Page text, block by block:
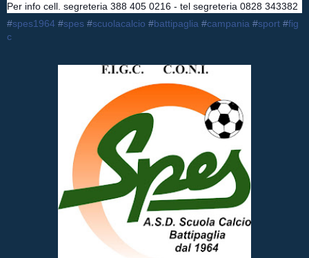
Per info cell. segreteria 388 405 0216 - tel segreteria 0828 343382
‪#‎spes1964‬ ‪#‎spes‬ ‪#‎scuolacalcio‬ ‪#‎battipaglia‬ ‪#‎campania‬ ‪#‎sport‬ ‪#‎fig
c‬